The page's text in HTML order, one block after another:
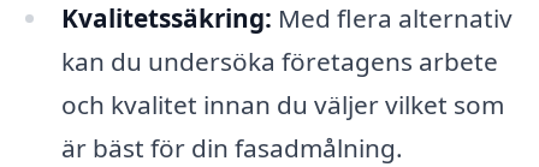
Kvalitetssäkring: Med flera alternativ
kan du undersöka företagens arbete
och kvalitet innan du väljer vilket som
är bäst för din fasadmålning.